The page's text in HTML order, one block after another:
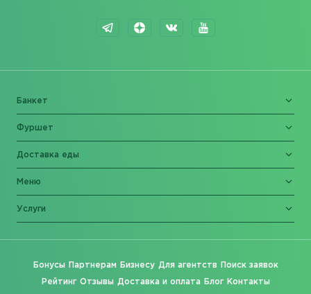
Банкет
Фуршет
Доставка еды
Меню
Услуги
Бонусы Партнерам Бизнесу Для агентств Поиск заявок
Рейтинг Отзывы Доставка и оплата Блог Контакты